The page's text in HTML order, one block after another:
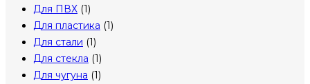
Для ПВХ (1)
Для пластика (1)
Для стали (1)
Для стекла (1)
Для чугуна (1)